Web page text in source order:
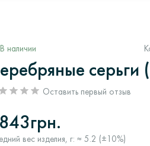
В наличии
серьги
Оставить первый отзыв
вес изделия, г: ≈ 5.2 (±10%)